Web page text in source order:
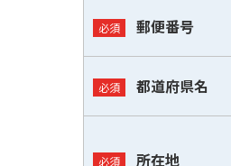
郵便番号
都道府県名
所在地